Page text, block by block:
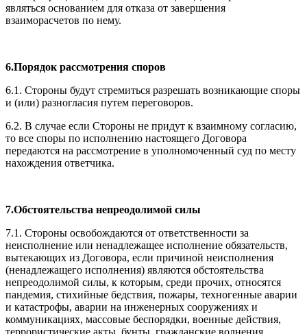
являться основанием для отказа от завершения
взаиморасчетов по нему.
6.Порядок рассмотрения споров
6.1. Стороны будут стремиться разрешать возникающие споры
и (или) разногласия путем переговоров.
6.2. В случае если Стороны не придут к взаимному согласию,
то все споры по исполнению настоящего Договора
передаются на рассмотрение в уполномоченный суд по месту
нахождения ответчика.
7.Обстоятельства непреодолимой силы
7.1. Стороны освобождаются от ответственности за
неисполнение или ненадлежащее исполнение обязательств,
вытекающих из Договора, если причиной неисполнения
(ненадлежащего исполнения) являются обстоятельства
непреодолимой силы, к которым, среди прочих, относятся
пандемия, стихийные бедствия, пожары, техногенные аварии
и катастрофы, аварии на инженерных сооружениях и
коммуникациях, массовые беспорядки, военные действия,